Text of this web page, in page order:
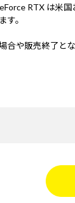
RTX は米
す。
や販売終了とな